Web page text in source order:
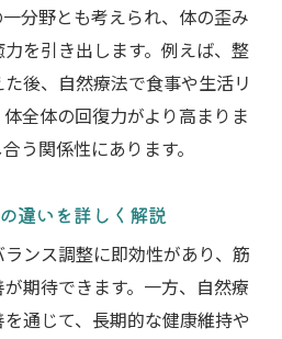
分野とも考えられ、体の歪み
を引き出します。例えば、整
後、自然療法で食事や生活リ
全体の回復力がより高まりま
う関係性にあります。
違いを詳しく解説
ンス調整に即効性があり、筋
期待できます。一方、自然療
通じて、長期的な健康維持や